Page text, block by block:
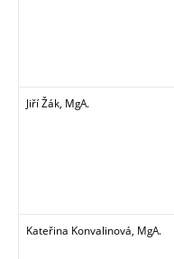
Jiří Žák, MgA.
Kateřina Konvalinová, MgA.